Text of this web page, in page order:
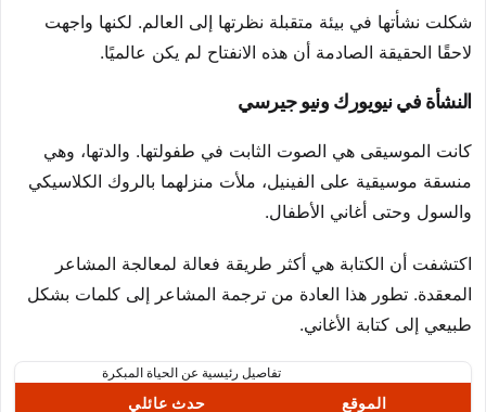
شكلت نشأتها في بيئة متقبلة نظرتها إلى العالم. لكنها واجهت
لاحقًا الحقيقة الصادمة أن هذه الانفتاح لم يكن عالميًا.
النشأة في نيويورك ونيو جيرسي
كانت الموسيقى هي الصوت الثابت في طفولتها. والدتها، وهي
منسقة موسيقية على الفينيل، ملأت منزلهما بالروك الكلاسيكي
والسول وحتى أغاني الأطفال.
اكتشفت أن الكتابة هي أكثر طريقة فعالة لمعالجة المشاعر
المعقدة. تطور هذا العادة من ترجمة المشاعر إلى كلمات بشكل
طبيعي إلى كتابة الأغاني.
تفاصيل رئيسية عن الحياة المبكرة
الموقع حدث عائلي